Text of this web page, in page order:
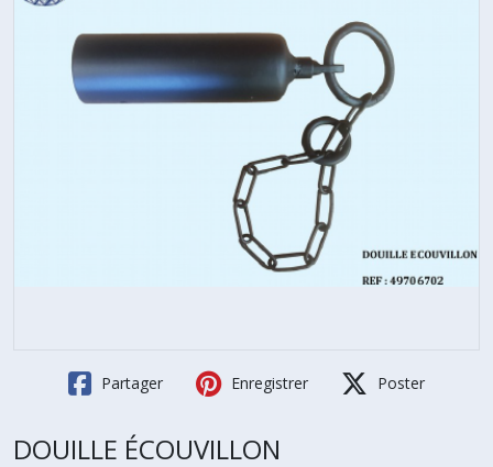
Partager Enregistrer Poster
DOUILLE ÉCOUVILLON